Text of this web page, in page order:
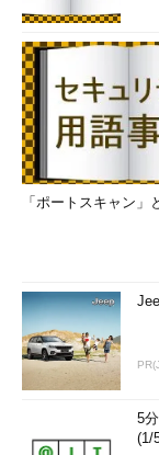
に対して常にセキ
べ、マルチレイヤ
けた。
「ポートスキャン」
5
(1/